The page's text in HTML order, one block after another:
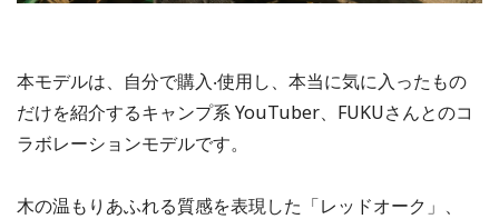
本モデルは、⾃分で購⼊‧使用し、本当に気に⼊ったもの
だけを紹介するキャンプ系 YouTuber、FUKUさんとのコ
ラボレーションモデルです。
木の温もりあふれる質感を表現した「レッドオーク」、